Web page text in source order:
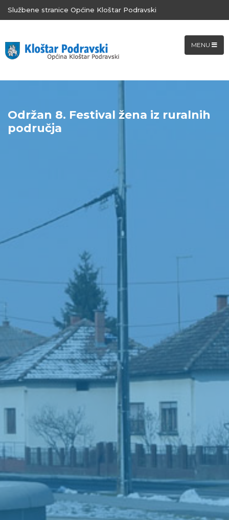
Službene stranice Općine Kloštar Podravski
MENU
Održan 8. Festival žena iz ruralnih
područja